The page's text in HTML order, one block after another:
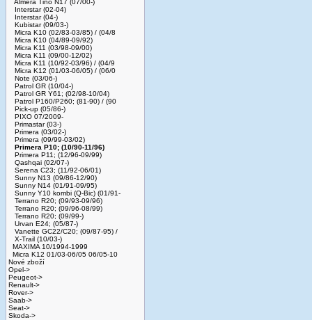
Almera Tino N17 (07/00-)
Interstar (02-04)
Interstar (04-)
Kubistar (09/03-)
Micra K10 (02/83-03/85) / (04/8
Micra K10 (04/89-09/92)
Micra K11 (03/98-09/00)
Micra K11 (09/00-12/02)
Micra K11 (10/92-03/96) / (04/9
Micra K12 (01/03-06/05) / (06/0
Note (03/06-)
Patrol GR (10/04-)
Patrol GR Y61; (02/98-10/04)
Patrol P160/P260; (81-90) / (90
Pick-up (05/86-)
PIXO 07/2009-
Primastar (03-)
Primera (03/02-)
Primera (09/99-03/02)
Primera P10; (10/90-11/96)
Primera P11; (12/96-09/99)
Qashqai (02/07-)
Serena C23; (11/92-06/01)
Sunny N13 (09/86-12/90)
Sunny N14 (01/91-09/95)
Sunny Y10 kombi (Q-Bic) (01/91-
Terrano R20; (09/93-09/96)
Terrano R20; (09/96-08/99)
Terrano R20; (09/99-)
Urvan E24; (05/87-)
Vanette GC22/C20; (09/87-95) /
X-Trail (10/03-)
MAXIMA 10/1994-1999
Micra K12 01/03-06/05 06/05-10
Nové zboží
Opel->
Peugeot->
Renault->
Rover->
Saab->
Seat->
Skoda->